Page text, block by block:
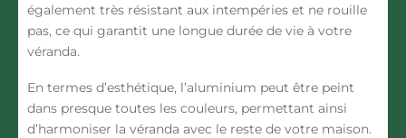
également très résistant aux intempéries et ne rouille
pas, ce qui garantit une longue durée de vie à votre
véranda.
En termes d’esthétique, l’aluminium peut être peint
dans presque toutes les couleurs, permettant ainsi
d’harmoniser la véranda avec le reste de votre maison.